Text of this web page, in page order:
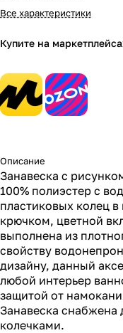
Все характеристики
Купите на
Описание
Занавеска с
100% полиэстер с
пластиковых колец
крючком, цветной
выполнена из
свойству
дизайну, данный
любой интерьер
защитой от
Занавеска снабжена
колечками.